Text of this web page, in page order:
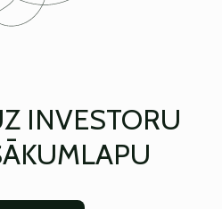
INVESTORU